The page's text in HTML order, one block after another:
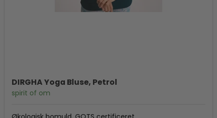
DIRGHA Yoga Bluse, Petrol
spirit of om